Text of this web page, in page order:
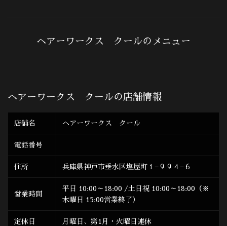
ヘアーワークス クールのメニュー
ヘアーワークス クールの店舗情報
店舗名 ヘアーワークス クール
電話番号
住所 兵庫県神戸市垂水区塩屋町１−９９４−６
営業時間
平日 10:00～18:00 /土日祝 10:00～18:00（※
木曜日 15:00営業終了）
定休日 月曜日、第1月・火曜日連休